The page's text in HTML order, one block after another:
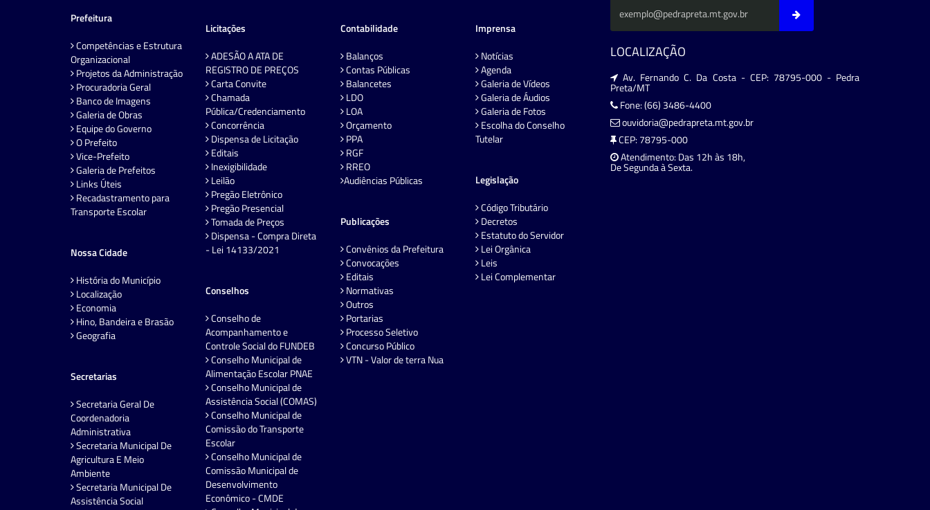
Prefeitura
Competências e Estrutura
Organizacional
Projetos da Administração
Procuradoria Geral
Banco de Imagens
Galeria de Obras
Equipe do Governo
O Prefeito
Vice-Prefeito
Galeria de Prefeitos
Links Úteis
Recadastramento para
Transporte Escolar
Nossa Cidade
História do Município
Localização
Economia
Hino, Bandeira e Brasão
Geografia
Secretarias
Secretaria Geral De
Coordenadoria
Administrativa
Secretaria Municipal De
Agricultura E Meio
Ambiente
Secretaria Municipal De
Assistência Social
Licitações
ADESÃO A ATA DE
REGISTRO DE PREÇOS
Carta Convite
Chamada
Pública/Credenciamento
Concorrência
Dispensa de Licitação
Editais
Inexigibilidade
Leilão
Pregão Eletrônico
Pregão Presencial
Tomada de Preços
Dispensa - Compra Direta
- Lei 14133/2021
Conselhos
Conselho de
Acompanhamento e
Controle Social do FUNDEB
Conselho Municipal de
Alimentação Escolar PNAE
Conselho Municipal de
Assistência Social (COMAS)
Conselho Municipal de
Comissão do Transporte
Escolar
Conselho Municipal de
Comissão Municipal de
Desenvolvimento
Econômico - CMDE
Contabilidade
Balanços
Contas Públicas
Balancetes
LDO
LOA
Orçamento
PPA
RGF
RREO
Audiências Públicas
Publicações
Convênios da Prefeitura
Convocações
Editais
Normativas
Outros
Portarias
Processo Seletivo
Concurso Público
VTN - Valor de terra Nua
Imprensa
Notícias
Agenda
Galeria de Vídeos
Galeria de Áudios
Galeria de Fotos
Escolha do Conselho
Tutelar
Legislação
Código Tributário
Decretos
Estatuto do Servidor
Lei Orgânica
Leis
Lei Complementar
LOCALIZAÇÃO
Av. Fernando C. Da Costa - CEP: 78795-000 - Pedra
Preta/MT
Fone: (66) 3486-4400
ouvidoria@pedrapreta.mt.gov.br
CEP: 78795-000
Atendimento: Das 12h às 18h,
De Segunda à Sexta.